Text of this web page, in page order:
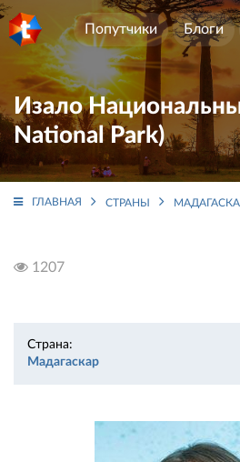
Попутчики Блоги
Изало
National Park)
ГЛАВНАЯ СТРАНЫ
1207
Страна:
Мадагаскар